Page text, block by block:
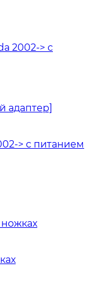
> с питанием